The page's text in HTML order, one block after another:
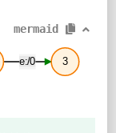
mermaid
e:/0 3